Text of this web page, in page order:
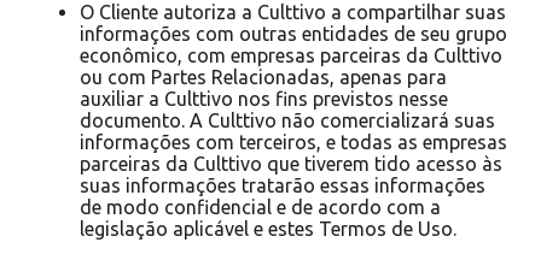
O Cliente autoriza a Culttivo a compartilhar suas
informações com outras entidades de seu grupo
econômico, com empresas parceiras da Culttivo
ou com Partes Relacionadas, apenas para
auxiliar a Culttivo nos fins previstos nesse
documento. A Culttivo não comercializará suas
informações com terceiros, e todas as empresas
parceiras da Culttivo que tiverem tido acesso às
suas informações tratarão essas informações
de modo confidencial e de acordo com a
legislação aplicável e estes Termos de Uso.